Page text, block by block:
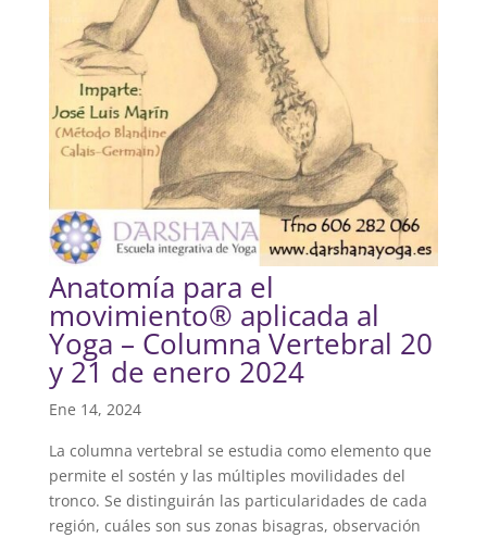
Anatomía para el
movimiento® aplicada al
Yoga – Columna Vertebral 20
y 21 de enero 2024
Ene 14, 2024
La columna vertebral se estudia como elemento que
permite el sostén y las múltiples movilidades del
tronco. Se distinguirán las particularidades de cada
región, cuáles son sus zonas bisagras, observación